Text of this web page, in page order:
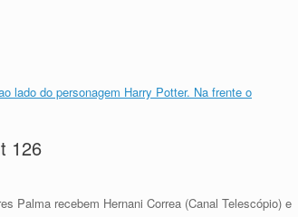
126
Palma recebem Hernani Correa (Canal Telescópio) e